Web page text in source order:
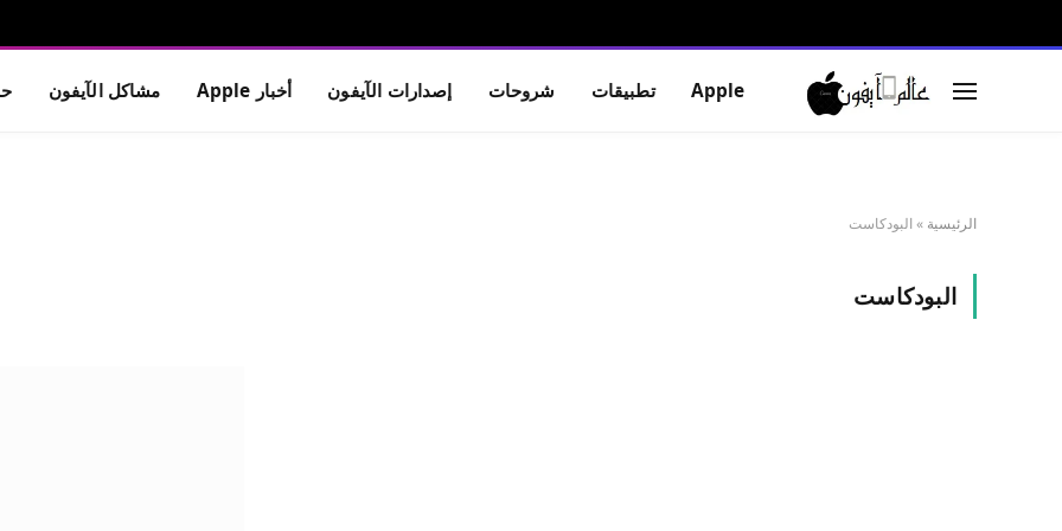
Apple تطبيقات شروحات إصدارات الآيفون أخبار Apple مشاكل الآيفون
الرئيسية » البودكاست
البودكاست